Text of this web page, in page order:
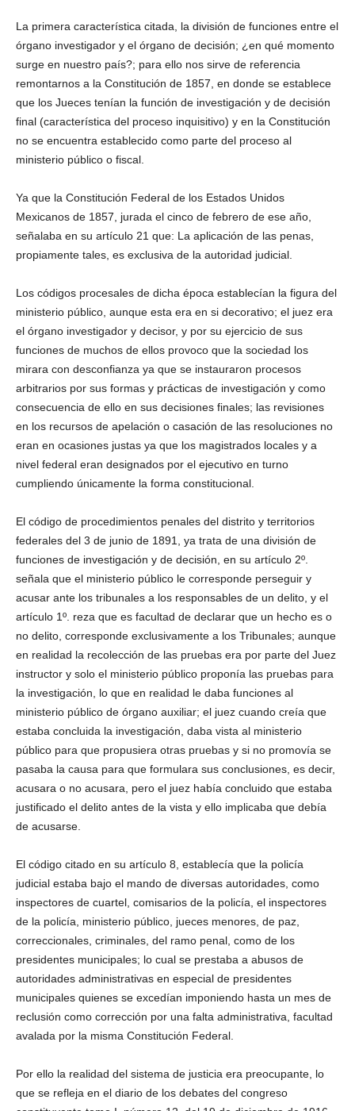
Bluesky
La primera característica citada, la división de funciones entre el
órgano investigador y el órgano de decisión; ¿en qué momento
surge en nuestro país?; para ello nos sirve de referencia
remontarnos a la Constitución de 1857, en donde se establece
que los Jueces tenían la función de investigación y de decisión
final (característica del proceso inquisitivo) y en la Constitución
no se encuentra establecido como parte del proceso al
ministerio público o fiscal.
Ya que la Constitución Federal de los Estados Unidos
Mexicanos de 1857, jurada el cinco de febrero de ese año,
señalaba en su artículo 21 que: La aplicación de las penas,
propiamente tales, es exclusiva de la autoridad judicial.
Los códigos procesales de dicha época establecían la figura del
ministerio público, aunque esta era en si decorativo; el juez era
el órgano investigador y decisor, y por su ejercicio de sus
funciones de muchos de ellos provoco que la sociedad los
mirara con desconfianza ya que se instauraron procesos
arbitrarios por sus formas y prácticas de investigación y como
consecuencia de ello en sus decisiones finales; las revisiones
en los recursos de apelación o casación de las resoluciones no
eran en ocasiones justas ya que los magistrados locales y a
nivel federal eran designados por el ejecutivo en turno
cumpliendo únicamente la forma constitucional.
El código de procedimientos penales del distrito y territorios
federales del 3 de junio de 1891, ya trata de una división de
funciones de investigación y de decisión, en su artículo 2º.
señala que el ministerio público le corresponde perseguir y
acusar ante los tribunales a los responsables de un delito, y el
artículo 1º. reza que es facultad de declarar que un hecho es o
no delito, corresponde exclusivamente a los Tribunales; aunque
en realidad la recolección de las pruebas era por parte del Juez
instructor y solo el ministerio público proponía las pruebas para
la investigación, lo que en realidad le daba funciones al
ministerio público de órgano auxiliar; el juez cuando creía que
estaba concluida la investigación, daba vista al ministerio
público para que propusiera otras pruebas y si no promovía se
pasaba la causa para que formulara sus conclusiones, es decir,
acusara o no acusara, pero el juez había concluido que estaba
justificado el delito antes de la vista y ello implicaba que debía
de acusarse.
El código citado en su artículo 8, establecía que la policía
judicial estaba bajo el mando de diversas autoridades, como
inspectores de cuartel, comisarios de la policía, el inspectores
de la policía, ministerio público, jueces menores, de paz,
correccionales, criminales, del ramo penal, como de los
presidentes municipales; lo cual se prestaba a abusos de
autoridades administrativas en especial de presidentes
municipales quienes se excedían imponiendo hasta un mes de
reclusión como corrección por una falta administrativa, facultad
avalada por la misma Constitución Federal.
Por ello la realidad del sistema de justicia era preocupante, lo
que se refleja en el diario de los debates del congreso